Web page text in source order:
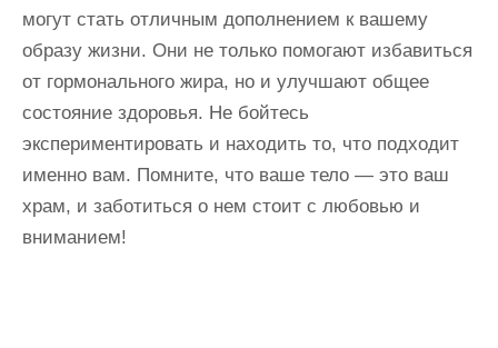
могут стать отличным дополнением к вашему
образу жизни. Они не только помогают избавиться
от гормонального жира, но и улучшают общее
состояние здоровья. Не бойтесь
экспериментировать и находить то, что подходит
именно вам. Помните, что ваше тело — это ваш
храм, и заботиться о нем стоит с любовью и
вниманием!